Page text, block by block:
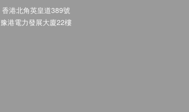
香港北角英皇道389號
豫港電力發展大廈22樓